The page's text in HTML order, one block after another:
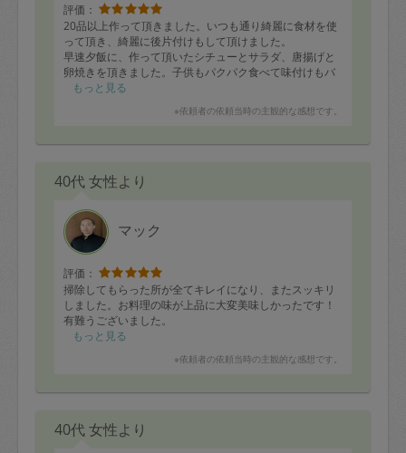
評価：
20品以上作って頂きました。いつも通り綺麗に食材を使
って頂き、綺麗に後片付けもして頂けました。
早速夕飯に、作って頂いたシチューとサラダ、唐揚げと
卵焼きを頂きました。子供もパクパク食べて味付けもバ
ッチリで、とても美味しく頂きました。
もっと見る
※依頼者の依頼当時の主観的な感想です。
40代 女性より
マック
評価：
掃除してもらった所が全てキレイになり、またスッキリ
しました。お料理の味が上品に大変美味しかったです！
有難うございました。
もっと見る
※依頼者の依頼当時の主観的な感想です。
40代 女性より